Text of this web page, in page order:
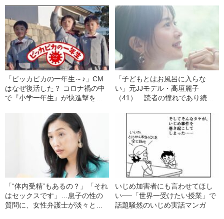
「ピッカピカの一年生～♪」CM
はなぜ復活した？ コロナ禍の中
で『小学一年生』が快進撃を続
「子どもとはお風呂に入らな
い」元JJモデル・高垣麗子
（41） 読者の憧れであり続け
「“体内受精”もあるの？」「それ
はセックスです」…息子の性の
質問に、女性弁護士が淡々と答
いじめ加害者にも言わせてほし
い──「世界一受けたい授業」で
話題騒然のいじめ実話マンガ